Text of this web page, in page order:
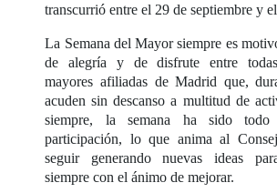
transcurrió entre el 29 de septiembre y
La Semana del Mayor siempre es
de alegría y de disfrute entre
mayores afiliadas de Madrid que,
acuden sin descanso a multitud de
siempre, la semana ha sido
participación, lo que anima al
seguir generando nuevas ideas
siempre con el ánimo de mejorar.